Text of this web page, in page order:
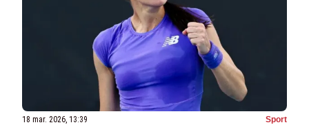
18 mar. 2026, 13:39 Sport